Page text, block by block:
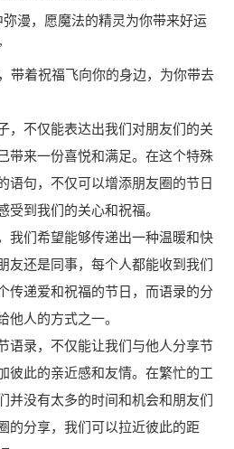
漫，愿魔法的精灵为你带来好运
带着祝福飞向你的身边，为你带去
，不仅能表达出我们对朋友们的关
带来一份喜悦和满足。在这个特殊
语句，不仅可以增添朋友圈的节日
受到我们的关心和祝福。
我们希望能够传递出一种温暖和快
友还是同事，每个人都能收到我们
传递爱和祝福的节日，而语录的分
他人的方式之一。
语录，不仅能让我们与他人分享节
彼此的亲近感和友情。在繁忙的工
并没有太多的时间和机会和朋友们
的分享，我们可以拉近彼此的距